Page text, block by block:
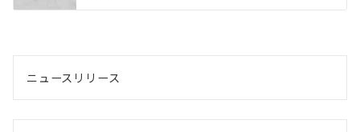
ニュースリリース